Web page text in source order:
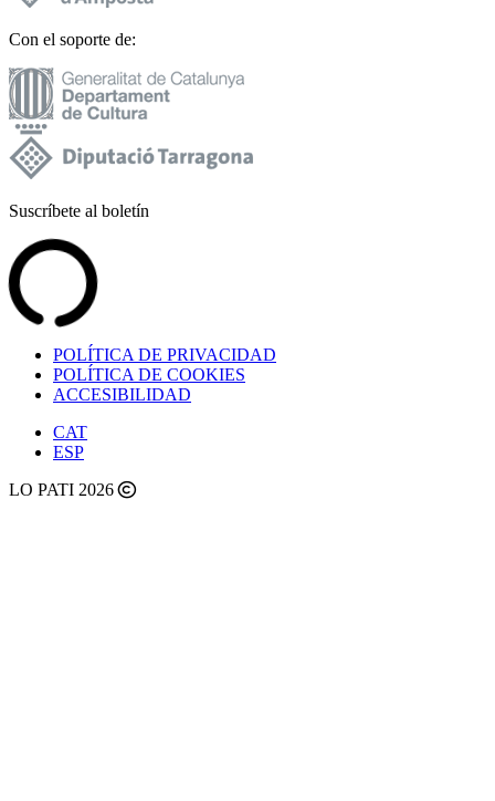
Con el soporte de:
Suscríbete al boletín
POLÍTICA DE PRIVACIDAD
POLÍTICA DE COOKIES
ACCESIBILIDAD
CAT
ESP
LO PATI 2026